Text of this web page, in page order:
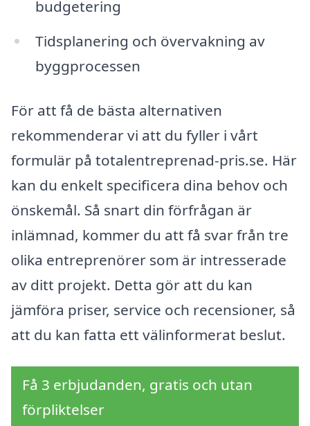
budgetering
Tidsplanering och övervakning av
byggprocessen
För att få de bästa alternativen
rekommenderar vi att du fyller i vårt
formulär på totalentreprenad-pris.se. Här
kan du enkelt specificera dina behov och
önskemål. Så snart din förfrågan är
inlämnad, kommer du att få svar från tre
olika entreprenörer som är intresserade
av ditt projekt. Detta gör att du kan
jämföra priser, service och recensioner, så
att du kan fatta ett välinformerat beslut.
Få 3 erbjudanden, gratis och utan
förpliktelser